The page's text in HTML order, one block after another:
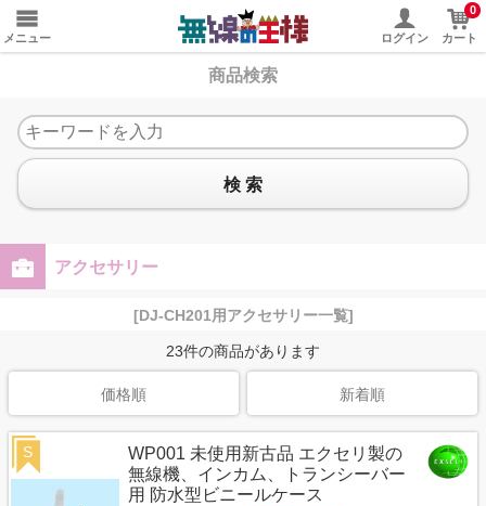
メニュー ログイン
0
カート
商品検索
検 索
アクセサリー
[DJ-CH201用アクセサリー一覧]
23件の商品があります
価格順 新着順
WP001 未使用新古品 エクセリ製の
無線機、インカム、トランシーバー
用 防水型ビニールケース
S